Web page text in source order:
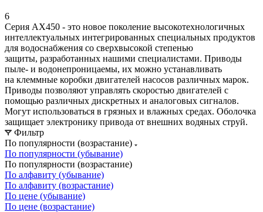
6
Серия AX450 - это новое поколение высокотехнологичных
интеллектуальных интегрированных специальных продуктов
для водоснабжения со сверхвысокой степенью
защиты, разработанных нашими специалистами. Приводы
пыле- и водонепроницаемы, их можно устанавливать
на клеммные коробки двигателей насосов различных марок.
Приводы позволяют управлять скоростью двигателей с
помощью различных дискретных и аналоговых сигналов.
Могут использоваться в грязных и влажных средах. Оболочка
защищает электронику привода от внешних водяных струй.
Фильтр
По популярности (возрастание)
По популярности (убывание)
По популярности (возрастание)
По алфавиту (убывание)
По алфавиту (возрастание)
По цене (убывание)
По цене (возрастание)